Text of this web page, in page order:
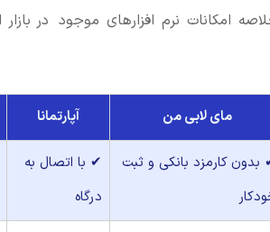
امکانات نرم افزارهای موجود در
مای لابی من آپارتمانا
بدون کارمزد بانکی و ثبت
✔ با اتصال به
درگاه